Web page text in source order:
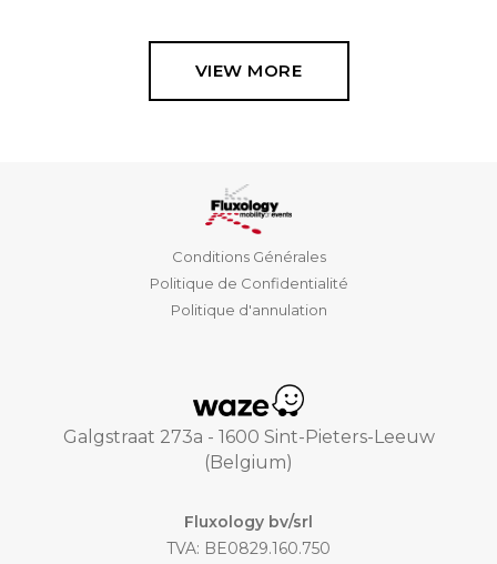
VIEW MORE
Conditions Générales
Politique de Confidentialité
Politique d'annulation
Galgstraat 273a - 1600 Sint-Pieters-Leeuw
(Belgium)
Fluxology bv/srl
TVA: BE0829.160.750